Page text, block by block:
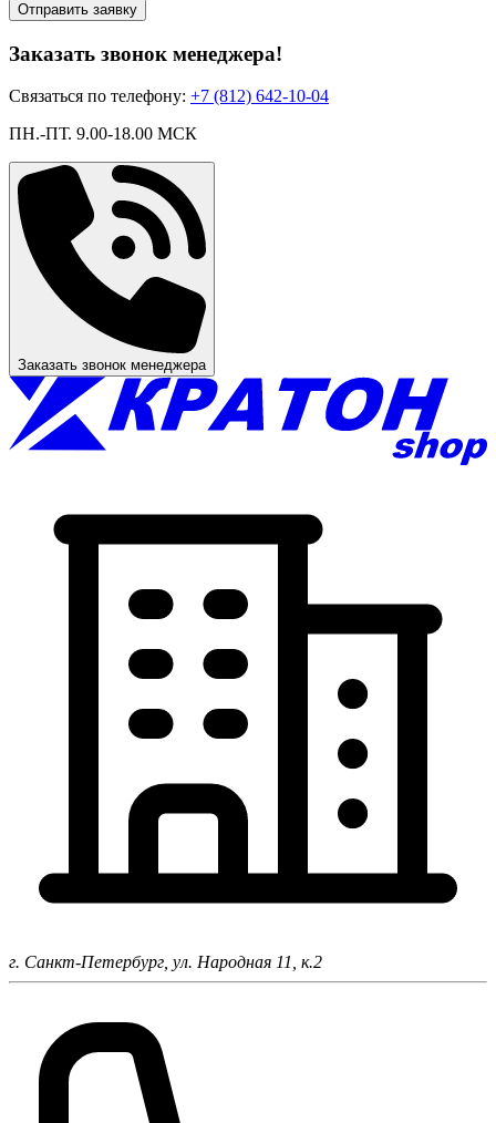
Отправить заявку
Заказать звонок менеджера!
Связаться по телефону: +7 (812) 642-10-04
ПН.-ПТ. 9.00-18.00 МСК
Заказать звонок менеджера
г. Санкт-Петербург, ул. Народная 11, к.2